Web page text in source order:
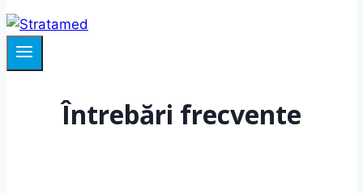
Întrebări frecvente